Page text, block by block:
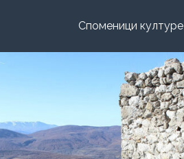
Споменици културе